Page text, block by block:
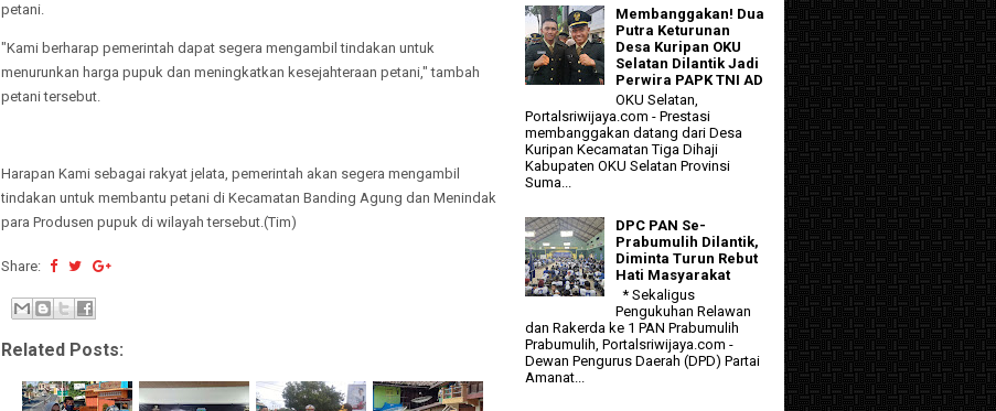
petani.
"Kami berharap pemerintah dapat segera mengambil tindakan untuk
menurunkan harga pupuk dan meningkatkan kesejahteraan petani," tambah
petani tersebut.
Harapan Kami sebagai rakyat jelata, pemerintah akan segera mengambil
tindakan untuk membantu petani di Kecamatan Banding Agung dan Menindak
para Produsen pupuk di wilayah tersebut.(Tim)
Share:
Related Posts:
Membanggakan! Dua
Putra Keturunan
Desa Kuripan OKU
Selatan Dilantik Jadi
Perwira PAPK TNI AD
OKU Selatan,
Portalsriwijaya.com - Prestasi
membanggakan datang dari Desa
Kuripan Kecamatan Tiga Dihaji
Kabupaten OKU Selatan Provinsi
Suma...
DPC PAN Se-
Prabumulih Dilantik,
Diminta Turun Rebut
Hati Masyarakat
* Sekaligus
Pengukuhan Relawan
dan Rakerda ke 1 PAN Prabumulih
Prabumulih, Portalsriwijaya.com -
Dewan Pengurus Daerah (DPD) Partai
Amanat...